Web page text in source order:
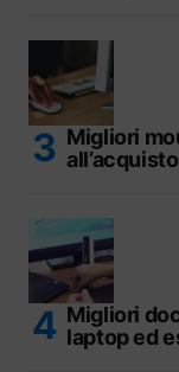
Migliori
all’acquisto
Migliori
laptop ed